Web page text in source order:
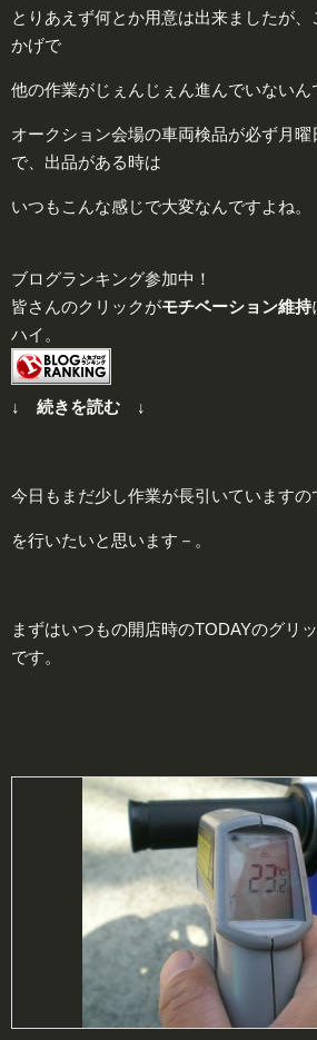
とりあえず何とか用意は出来ましたが
かげで
他の作業がじぇんじぇん進んでいないん
オークション会場の車両検品が必ず月
で、出品がある時は
いつもこんな感じで大変なんですよね。
ブログランキング参加中！
皆さんのクリックがモチベーション維持
ハイ。
↓ 続きを読む ↓
今日もまだ少し作業が長引いています
を行いたいと思います－。
まずはいつもの開店時のTODAYのグリ
です。